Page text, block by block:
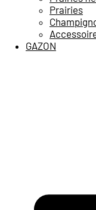
Prairies
GAZON